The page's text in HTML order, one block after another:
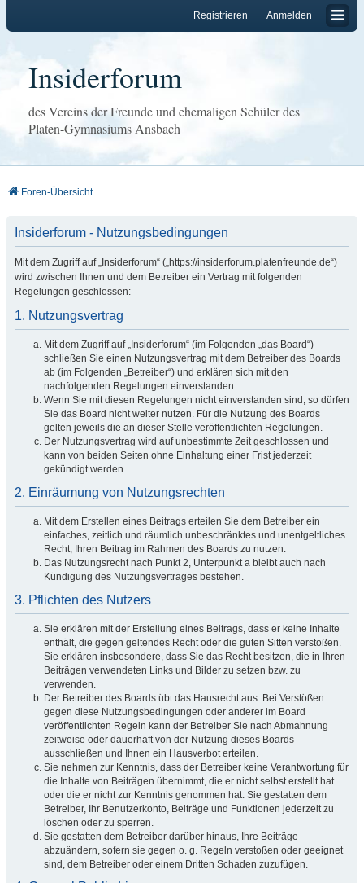
Anmelden
Registrieren
Insiderforum
des Vereins der Freunde und ehemaligen Schüler des
Platen-Gymnasiums Ansbach
Foren-Übersicht
Insiderforum - Nutzungsbedingungen
Mit dem Zugriff auf „Insiderforum“ („https://insiderforum.platenfreunde.de“)
wird zwischen Ihnen und dem Betreiber ein Vertrag mit folgenden
Regelungen geschlossen:
1. Nutzungsvertrag
Mit dem Zugriff auf „Insiderforum“ (im Folgenden „das Board“)
schließen Sie einen Nutzungsvertrag mit dem Betreiber des Boards
ab (im Folgenden „Betreiber“) und erklären sich mit den
nachfolgenden Regelungen einverstanden.
Wenn Sie mit diesen Regelungen nicht einverstanden sind, so dürfen
Sie das Board nicht weiter nutzen. Für die Nutzung des Boards
gelten jeweils die an dieser Stelle veröffentlichten Regelungen.
Der Nutzungsvertrag wird auf unbestimmte Zeit geschlossen und
kann von beiden Seiten ohne Einhaltung einer Frist jederzeit
gekündigt werden.
2. Einräumung von Nutzungsrechten
Mit dem Erstellen eines Beitrags erteilen Sie dem Betreiber ein
einfaches, zeitlich und räumlich unbeschränktes und unentgeltliches
Recht, Ihren Beitrag im Rahmen des Boards zu nutzen.
Das Nutzungsrecht nach Punkt 2, Unterpunkt a bleibt auch nach
Kündigung des Nutzungsvertrages bestehen.
3. Pflichten des Nutzers
Sie erklären mit der Erstellung eines Beitrags, dass er keine Inhalte
enthält, die gegen geltendes Recht oder die guten Sitten verstoßen.
Sie erklären insbesondere, dass Sie das Recht besitzen, die in Ihren
Beiträgen verwendeten Links und Bilder zu setzen bzw. zu
verwenden.
Der Betreiber des Boards übt das Hausrecht aus. Bei Verstößen
gegen diese Nutzungsbedingungen oder anderer im Board
veröffentlichten Regeln kann der Betreiber Sie nach Abmahnung
zeitweise oder dauerhaft von der Nutzung dieses Boards
ausschließen und Ihnen ein Hausverbot erteilen.
Sie nehmen zur Kenntnis, dass der Betreiber keine Verantwortung für
die Inhalte von Beiträgen übernimmt, die er nicht selbst erstellt hat
oder die er nicht zur Kenntnis genommen hat. Sie gestatten dem
Betreiber, Ihr Benutzerkonto, Beiträge und Funktionen jederzeit zu
löschen oder zu sperren.
Sie gestatten dem Betreiber darüber hinaus, Ihre Beiträge
abzuändern, sofern sie gegen o. g. Regeln verstoßen oder geeignet
sind, dem Betreiber oder einem Dritten Schaden zuzufügen.